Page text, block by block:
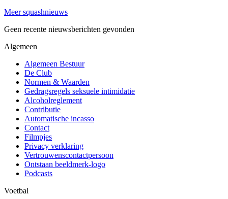
Meer squashnieuws
Geen recente nieuwsberichten gevonden
Algemeen
Algemeen Bestuur
De Club
Normen & Waarden
Gedragsregels seksuele intimidatie
Alcoholreglement
Contributie
Automatische incasso
Contact
Filmpjes
Privacy verklaring
Vertrouwenscontactpersoon
Ontstaan beeldmerk-logo
Podcasts
Voetbal